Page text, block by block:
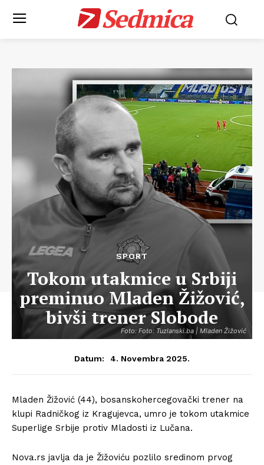
Sedmica
Foto: Foto: Tuzlanski.ba | Mladen Žižović
SPORT
Tokom utakmice u Srbiji
preminuo Mladen Žižović,
bivši trener Slobode
Datum: 4. Novembra 2025.
Mladen Žižović (44), bosanskohercegovački trener na
klupi Radničkog iz Kragujevca, umro je tokom utakmice
Superlige Srbije protiv Mladosti iz Lučana.
Nova.rs javlja da je Žižoviću pozlilo sredinom prvog